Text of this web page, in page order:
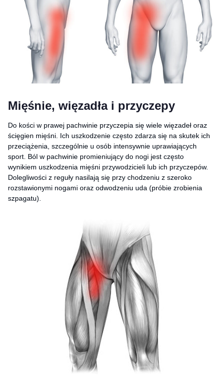
Mięśnie, więzadła i przyczepy
Do kości w prawej pachwinie przyczepia się wiele więzadeł oraz
ścięgien mięśni. Ich uszkodzenie często zdarza się na skutek ich
przeciążenia, szczególnie u osób intensywnie uprawiających
sport. Ból w pachwinie promieniujący do nogi jest często
wynikiem uszkodzenia mięśni przywodzicieli lub ich przyczepów.
Dolegliwości z reguły nasilają się przy chodzeniu z szeroko
rozstawionymi nogami oraz odwodzeniu uda (próbie zrobienia
szpagatu).